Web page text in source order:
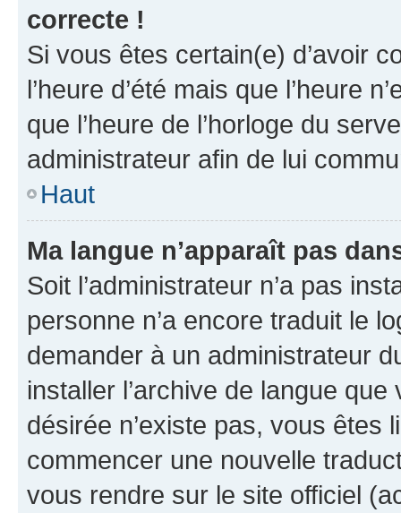
correcte !
Si vous êtes certain(e) d’avoir
l’heure d’été mais que l’heure
que l’heure de l’horloge du
administrateur afin de lui
Haut
Ma langue n’apparaît pas
Soit l’administrateur n’a pas
personne n’a encore traduit le
demander à un administrateur
installer l’archive de langue
désirée n’existe pas, vous êtes
commencer une nouvelle
vous rendre sur le site officiel